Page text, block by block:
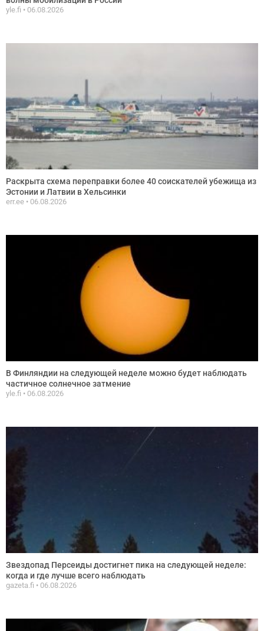
yle.fi 06.08.2026
Раскрыта схема переправки более 40 соискателей убежища из
Эстонии и Латвии в Хельсинки
err.ee 06.08.2026
В Финляндии на следующей неделе можно будет наблюдать
частичное солнечное затмение
yle.fi 06.08.2026
Звездопад Персеиды достигнет пика на следующей неделе:
когда и где лучше всего наблюдать
gazeta.fi 06.08.2026